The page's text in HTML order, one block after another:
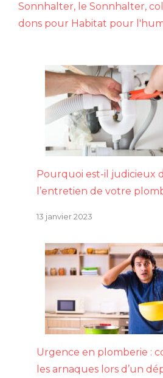
Sonnhalter, le Sonnhalter,
dons pour Habitat pour
Pourquoi est-il judicieux
l’entretien de votre
13 janvier 2023
Urgence en plomberie :
les arnaques lors d’un